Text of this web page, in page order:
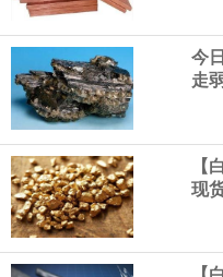
业务拓展至固定收益
周四，亚洲科技股下
全球科技股波动性的
芯片设备制造商东京
股价下跌超过10%。
今
走
【
现